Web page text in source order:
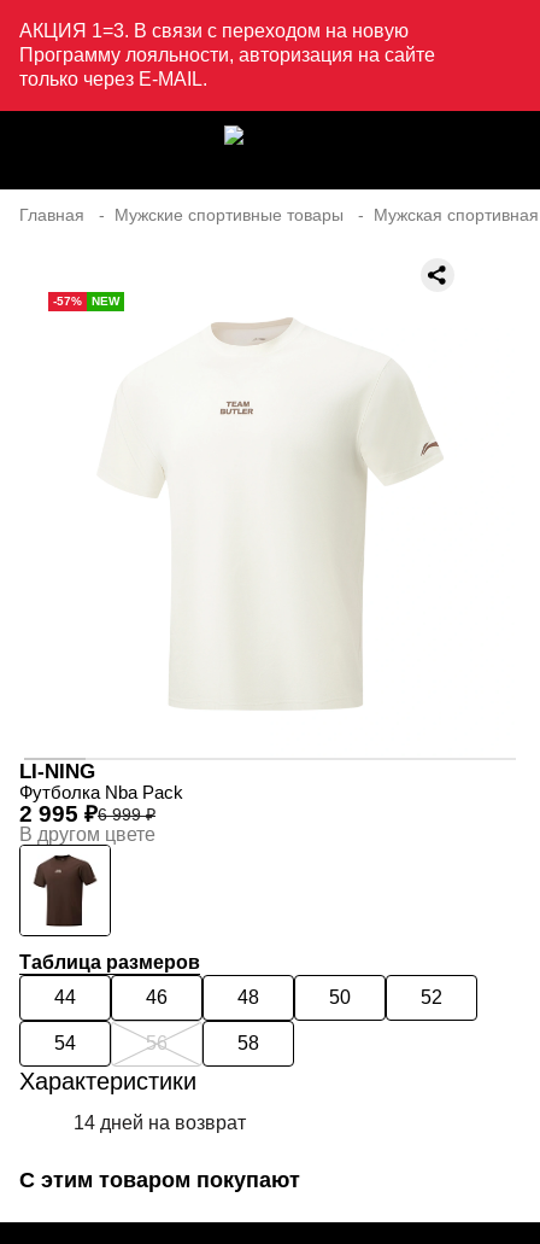
АКЦИЯ 1=3. В связи с переходом на новую
Программу лояльности, авторизация на сайте
только через E-MAIL.
Главная Мужские спортивные товары Мужская
-57% NEW
LI-NING
Футболка Nba Pack
6 999 ₽
2 995 ₽
В другом цвете
Таблица размеров
44
46 48 50 52
54 56 58
Характеристики
14 дней на возврат
С этим товаром покупают